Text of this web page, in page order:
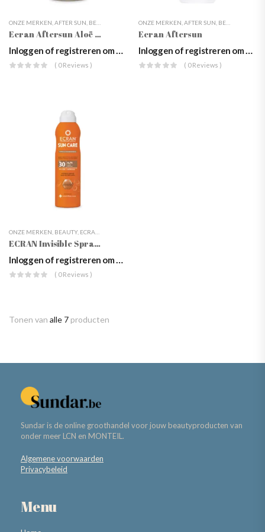
ONZE MERKEN AFTER SUN BEAUTY LICHAAMSVERZORGING,WEBSHOP
Ecran Aftersun Aloë Vera 400ml
Inloggen of registreren om prijzen te zien
( 0 Reviews )
ONZE MERKEN AFTER SUN BEAUTY
Ecran Aftersun
Inloggen of registreren om prijzen te zien
( 0 Reviews )
ONZE MERKEN BEAUTY, ECRAN
ECRAN Invisible Spray Carrot SPF30 250ml
Inloggen of registreren om prijzen te zien
( 0 Reviews )
Tonen van alle 7 producten
Sundar is de online groothandel voor jouw beautyproducten van
onder meer LCN en MONTEIL.
Algemene voorwaarden
Privacybeleid
Menu